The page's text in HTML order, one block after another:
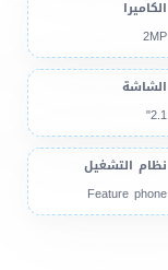
الكاميرا
2MP
الشاشة
2.1"
نظام التشغيل
Feature phone